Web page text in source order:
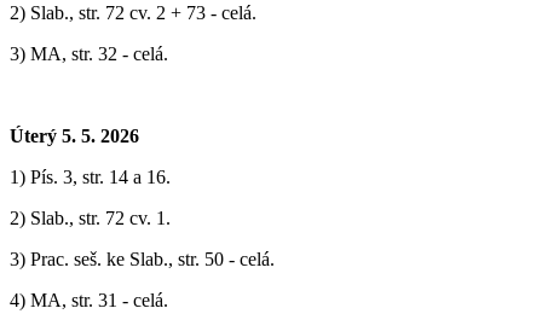
2) Slab., str. 72 cv. 2 + 73 - celá.
3) MA, str. 32 - celá.
Úterý 5. 5. 2026
1) Pís. 3, str. 14 a 16.
2) Slab., str. 72 cv. 1.
3) Prac. seš. ke Slab., str. 50 - celá.
4) MA, str. 31 - celá.